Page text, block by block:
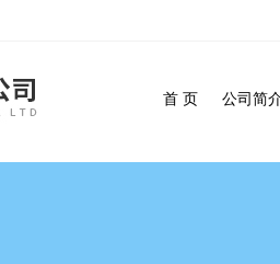
首 页 公司简